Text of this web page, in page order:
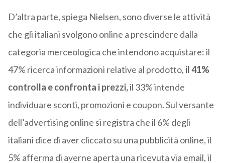
D’altra parte, spiega Nielsen, sono diverse le attività
che gli italiani svolgono online a prescindere dalla
categoria merceologica che intendono acquistare: il
47% ricerca informazioni relative al prodotto, il 41%
controlla e confronta i prezzi,il 33% intende
individuare sconti, promozioni e coupon. Sul versante
dell’advertising online si registra che il 6% degli
italiani dice di aver cliccato su una pubblicità online, il
5% afferma di averne aperta una ricevuta via email, il